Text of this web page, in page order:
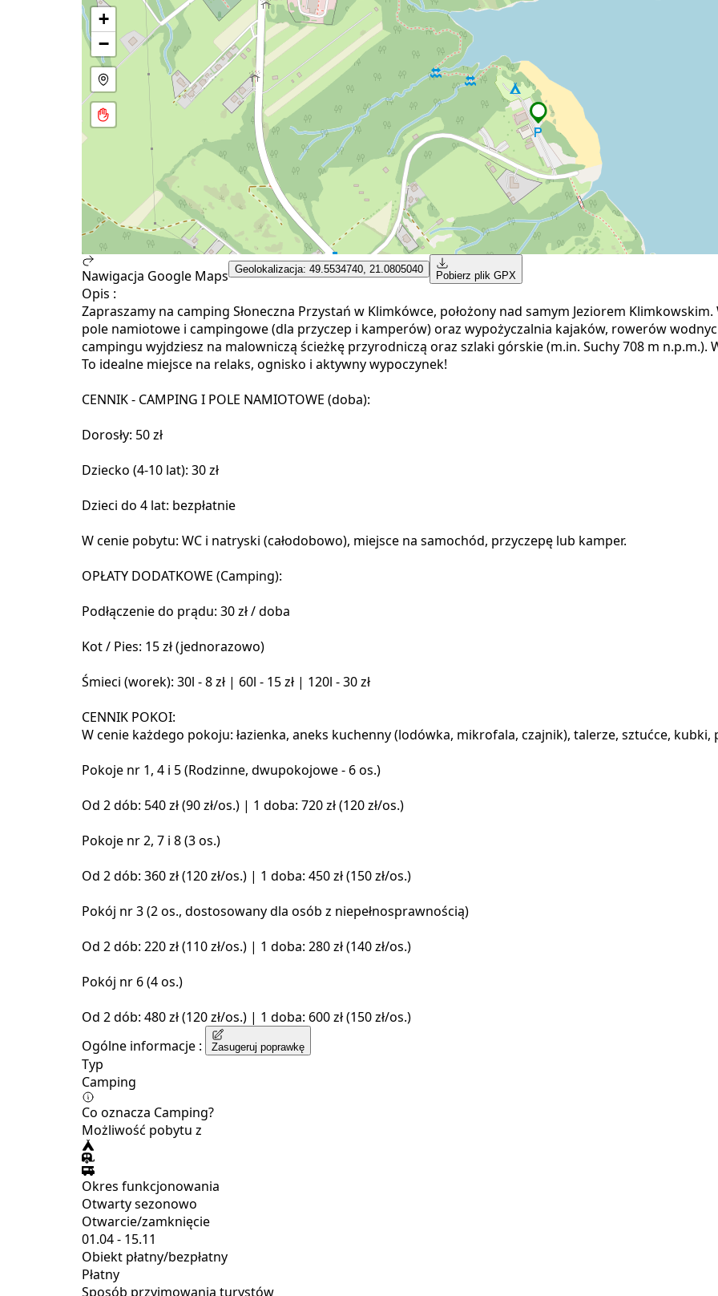
+
−
Nawigacja Google Maps Geolokalizacja: 49.5534740, 21.0805040
Pobierz plik GPX
Opis :
Zapraszamy na camping Słoneczna Przystań w Klimkówce, położony nad samym Jeziorem
pole namiotowe i campingowe (dla przyczep i kamperów) oraz wypożyczalnia kajaków, rowerów
campingu wyjdziesz na malowniczą ścieżkę przyrodniczą oraz szlaki górskie (m.in. Suchy 708 m n.p.m.).
To idealne miejsce na relaks, ognisko i aktywny wypoczynek!
CENNIK - CAMPING I POLE NAMIOTOWE (doba):
Dorosły: 50 zł
Dziecko (4-10 lat): 30 zł
Dzieci do 4 lat: bezpłatnie
W cenie pobytu: WC i natryski (całodobowo), miejsce na samochód, przyczepę lub kamper.
OPŁATY DODATKOWE (Camping):
Podłączenie do prądu: 30 zł / doba
Kot / Pies: 15 zł (jednorazowo)
Śmieci (worek): 30l - 8 zł | 60l - 15 zł | 120l - 30 zł
CENNIK POKOI:
W cenie każdego pokoju: łazienka, aneks kuchenny (lodówka, mikrofala, czajnik), talerze, sztućce, kubki,
Pokoje nr 1, 4 i 5 (Rodzinne, dwupokojowe - 6 os.)
Od 2 dób: 540 zł (90 zł/os.) | 1 doba: 720 zł (120 zł/os.)
Pokoje nr 2, 7 i 8 (3 os.)
Od 2 dób: 360 zł (120 zł/os.) | 1 doba: 450 zł (150 zł/os.)
Pokój nr 3 (2 os., dostosowany dla osób z niepełnosprawnością)
Od 2 dób: 220 zł (110 zł/os.) | 1 doba: 280 zł (140 zł/os.)
Pokój nr 6 (4 os.)
Od 2 dób: 480 zł (120 zł/os.) | 1 doba: 600 zł (150 zł/os.)
Ogólne informacje :
Zasugeruj poprawkę
Typ
Camping
Co oznacza Camping?
Możliwość pobytu z
Okres funkcjonowania
Otwarty sezonowo
Otwarcie/zamknięcie
01.04 - 15.11
Obiekt płatny/bezpłatny
Płatny
Sposób przyjmowania turystów